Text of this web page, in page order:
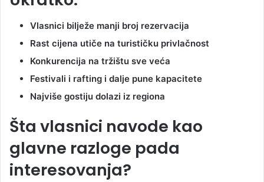
Vlasnici bilježe manji broj rezervacija
Rast cijena utiče na turističku privlačnost
Konkurencija na tržištu sve veća
Festivali i rafting i dalje pune kapacitete
Najviše gostiju dolazi iz regiona
Šta vlasnici navode kao
glavne razloge pada
interesovanja?